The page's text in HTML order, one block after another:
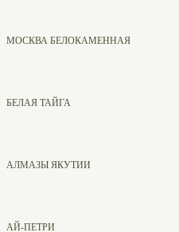
МОСКВА БЕЛОКАМЕННАЯ
БЕЛАЯ ТАЙГА
АЛМАЗЫ ЯКУТИИ
АЙ-ПЕТРИ